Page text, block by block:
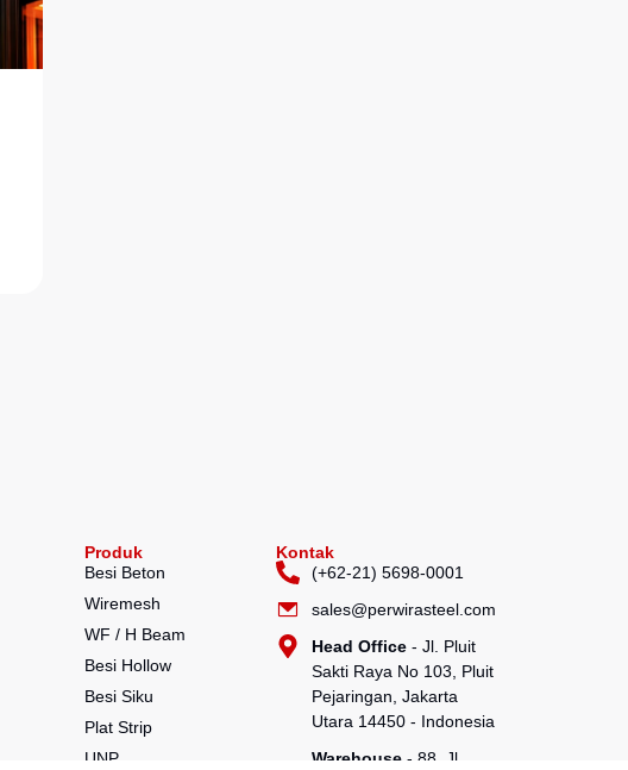
Produk
Besi Beton
Wiremesh
WF / H Beam
Besi Hollow
Besi Siku
Plat Strip
UNP
Kontak
(+62-21) 5698-0001
sales@perwirasteel.com
Head Office- Jl. Pluit
Sakti Raya No 103, Pluit
Pejaringan, Jakarta
Utara 14450 - Indonesia
Warehouse- 88, Jl.